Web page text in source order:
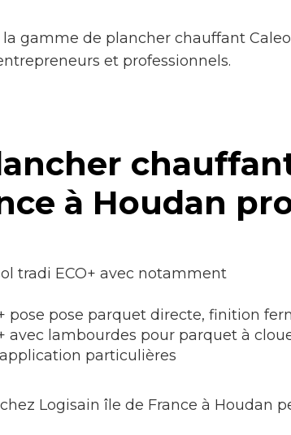
gamme de plancher chauffant
et professionnels.
à Houdan
tradi ECO+ avec notamment
pose pose parquet directe, finition
avec lambourdes pour parquet à
particulières
Logisain île de France à Houdan